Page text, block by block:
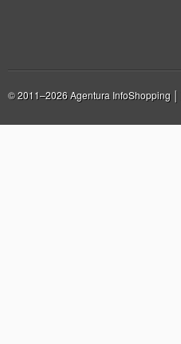
© 2011–2026 Agentura InfoShopping │